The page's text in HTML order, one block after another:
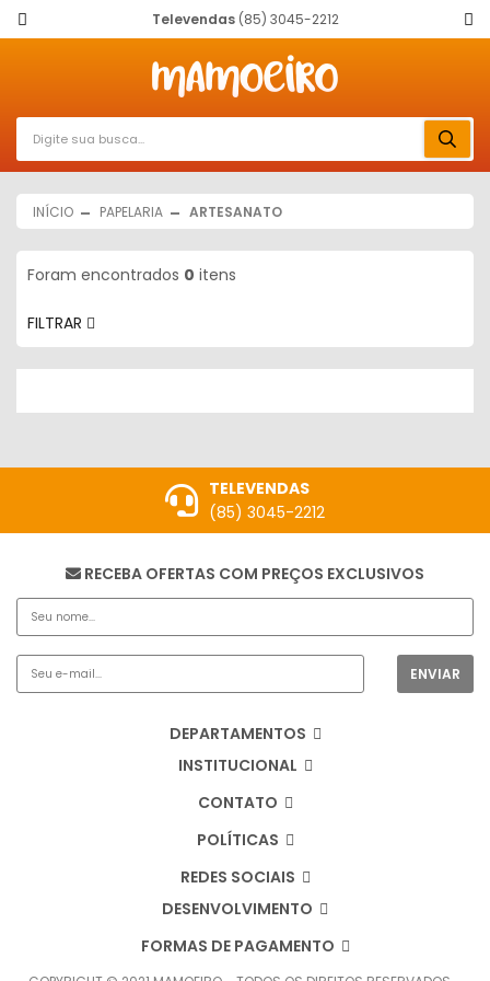
Televendas(85) 3045-2212
INÍCIO PAPELARIA ARTESANATO
Foram encontrados 0 itens
FILTRAR
TELEVENDAS
(85) 3045-2212
RECEBA OFERTAS COM PREÇOS EXCLUSIVOS
DEPARTAMENTOS
INSTITUCIONAL
CONTATO
POLÍTICAS
REDES SOCIAIS
DESENVOLVIMENTO
FORMAS DE PAGAMENTO